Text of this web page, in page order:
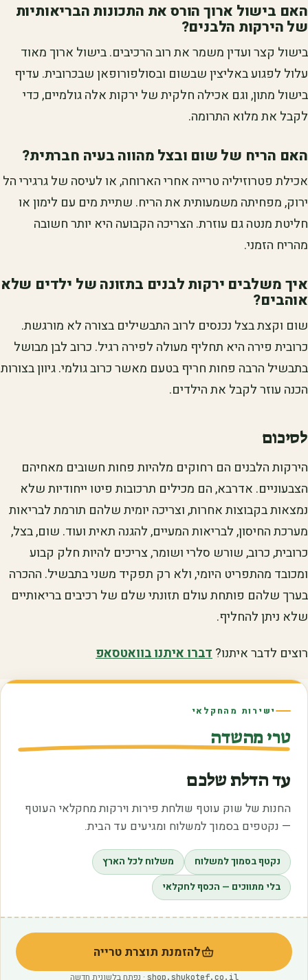
האם בישול ארוך הורס את התכונות הבריאותיות
של הירקות הלבנים?
בישול קצר ועדין משמר את רוב הרכיבים. בישול ארוך מאוד
עלול לפגוע באליצין שבשום ובסולפורופאן שבכרובית. עדיף
בישול מתון, וגם אכילה חלקית של ירקות אלה גולמיים, כדי
לקבל את מלוא התרומה.
האם הריח של שום ובצל מהווה בעיה חברתית?
אכילת פטרוזיליה טרייה אחרי הארוחה, או לעיסה של גרגירי הל
ירוק, מפחיתה משמעותית את הריח. שתיית מים עם לימון או
חליטת מנטה גם עוזרת. הצריכה הקבועה היא יותר חשובה
מהריח הזמני.
איך משלבים ירקות לבנים בתזונה של ילדים שלא
אוהבים?
שום וקצת בצל נכנסים לרוב התבשילים בצורה לא מורגשת.
כרובית פירה היא תחליף מעולה לפירה רגיל. כרוב לבן מבושל
בתבשיל הרבה פחות חריף בטעם מאשר כרוב גולמי. גיוון בצורות
הכנה עוזר לקבל את הילדים.
לסיכום
הירקות הלבנים הם רחוקים מלהיות פחות חשובים מאחיהם
הצבעוניים. אדרבא, הם מכילים תרכובות פיטו ייחודיות שלא
נמצאות בקבוצות אחרות, וצריכה יומית שלהם תורמת לבריאות
מערכת החיסון, לבריאות המעיים, להגנה תאית ועוד. שום, בצל,
כרובית, כרוב, שורש סלרי ושומר, צריכים להיות חלק קבוע
ומכובד מהתפריט היומי, ולא רק תפקיד משני בתבשיל. ההכרה
בערך שלהם פותחת עולם תזונתי שלם של רכיבים בריאותיים
שלא ניתן להחליף.
רוצים לדבר איתנו?דברו איתנו בוואטסאפ
ישירות מהחקלאי
טרי מהשדה
עד הדלת שלכם
החנות של שוק עוטף שולחת פירות וירקות מחקלאי העוטף
— נקטפים בסמוך למשלוח ומגיעים עד הבית.
נקטף בסמוך למשלוח
משלוח לכל הארץ
בלי מתווכים — הכסף לחקלאי
להזמנת תוצרת טרייה
(נפתח בלשונית חדשה)
shop.shukotef.co.il · נפתח בלשונית חדשה